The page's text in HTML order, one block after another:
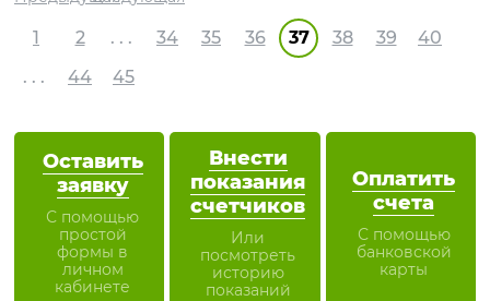
1 2 . . . 34 35 36 37 38 39
40
. . .
44 45
Оставить
заявку
С помощью
простой
формы в
личном
кабинете
Внести
показания
счетчиков
Или
посмотреть
историю
показаний
Оплатить
счета
С помощью
банковской
карты